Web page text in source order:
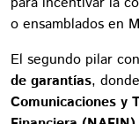
o ensamblados en
El segundo pilar
de garantías,
Comunicaciones y